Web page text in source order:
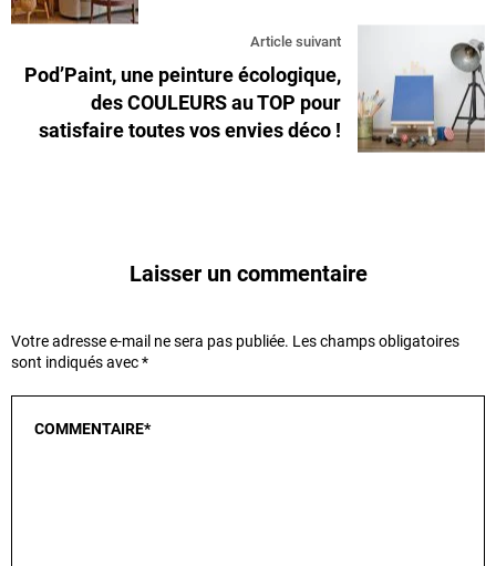
Article suivant
Pod’Paint, une peinture écologique,
des COULEURS au TOP pour
satisfaire toutes vos envies déco !
Laisser un commentaire
Votre adresse e-mail ne sera pas publiée. Les champs obligatoires
sont indiqués avec*